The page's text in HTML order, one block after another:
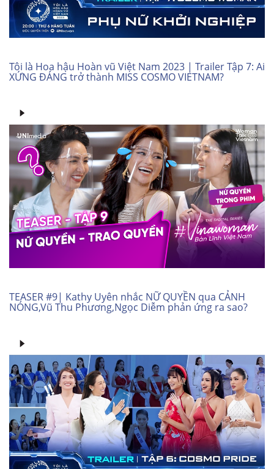
Tôi là Hoa hậu Hoàn vũ Việt Nam 2023 | Trailer Tập 7: Ai
XỨNG ĐÁNG trở thành MISS COSMO VIETNAM?
TEASER #9| Kathy Uyên nhắc NỮ QUYỀN qua CẢNH
NÓNG,Vũ Thu Phương,Ngọc Diễm phản ứng ra sao?